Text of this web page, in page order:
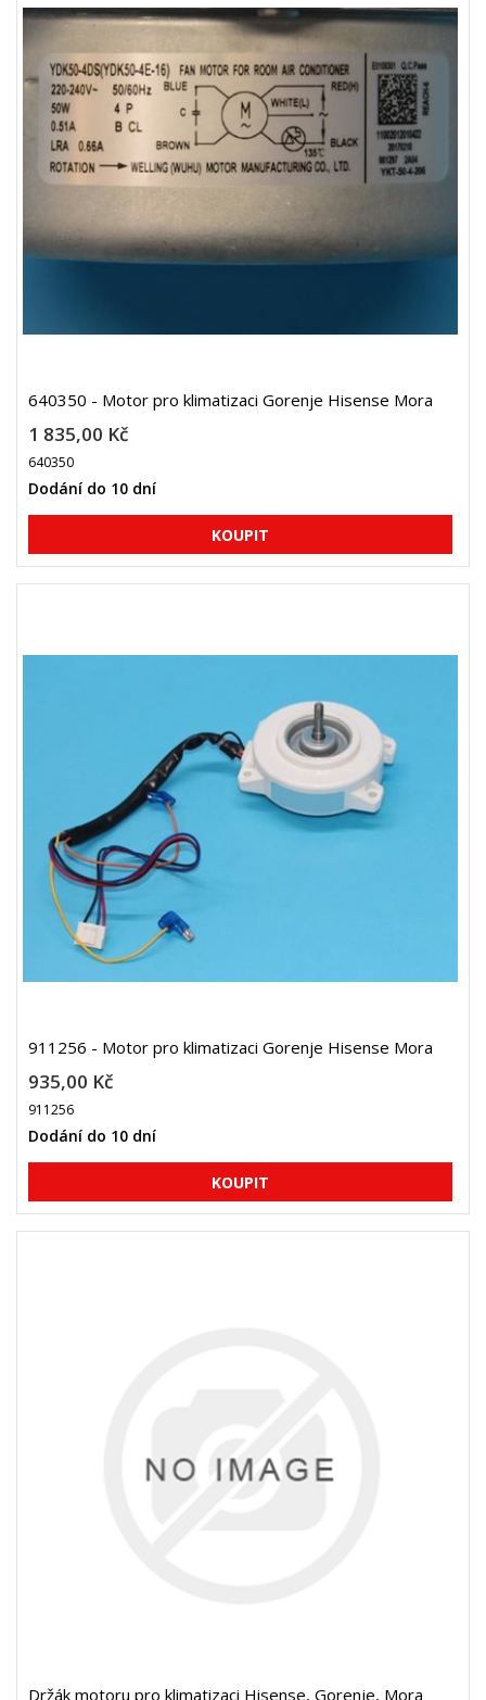
640350 - Motor pro klimatizaci Gorenje Hisense Mora
1 835,00 Kč
640350
Dodání do 10 dní
911256 - Motor pro klimatizaci Gorenje Hisense Mora
935,00 Kč
911256
Dodání do 10 dní
Držák motoru pro klimatizaci Hisense, Gorenje, Mora